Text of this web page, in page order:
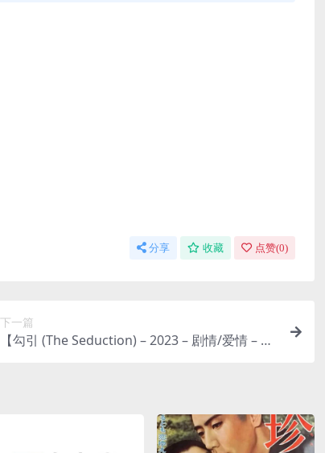
分享 收藏 点赞(0)
下一篇
【勾引 (The Seduction) – 2023 – 剧情/爱情 – 夸